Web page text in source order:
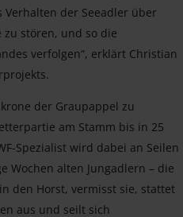
Verhalten der Seeadler über
zu stören, und so die
verfolgen“, erklärt Christian
der Graupappel zu
am Stamm bis in 25
Spezialist wird dabei an Seilen
Wochen alten Jungadlern – die
den Horst, vermisst sie, stattet
aus und seilt sich